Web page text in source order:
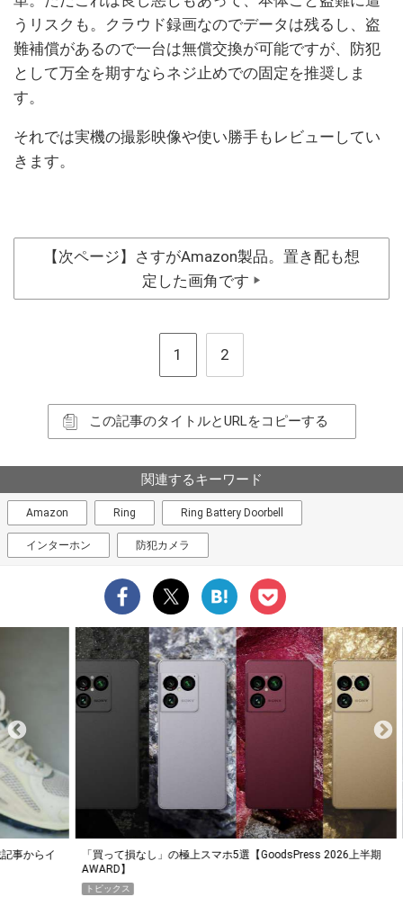
うリスクも。クラウド録画なのでデータは残るし、盗
難補償があるので一台は無償交換が可能ですが、防犯
として万全を期すならネジ止めでの固定を推奨しま
す。
それでは実機の撮影映像や使い勝手もレビューしてい
きます。
【次ページ】さすがAmazon製品。置き配も想
定した画角です ▶
1 2
この記事のタイトルとURLをコピーする
関連するキーワード
Amazon Ring Ring Battery Doorbell
インターホン 防犯カメラ
イ
「買って損なし」の極上スマホ5選【GoodsPress 2026上半期
AWARD】
トピックス
薄着